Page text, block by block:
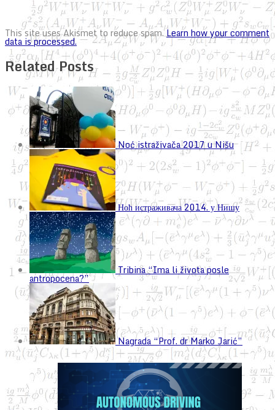
This site uses Akismet to reduce spam.Learn how your comment
data is processed.
Related Posts
Noć istraživača 2017 u Nišu
Ноћ истраживача 2014. у Нишу
Tribina “Ima li života posle
antropocena?”
Nagrada “Prof. dr Marko Jarić”